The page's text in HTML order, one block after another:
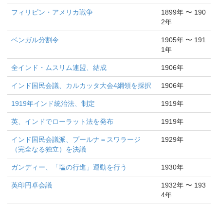
フィリピン・アメリカ戦争
1899年 〜 190
2年
ベンガル分割令
1905年 〜 191
1年
全インド・ムスリム連盟、結成 1906年
インド国民会議、カルカッタ大会4綱領を採択 1906年
1919年インド統治法、制定 1919年
英、インドでローラット法を発布 1919年
インド国民会議派、プールナ＝スワラージ
（完全なる独立）を決議
1929年
ガンディー、「塩の行進」運動を行う 1930年
英印円卓会議
1932年 〜 193
4年